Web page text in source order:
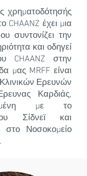
χρηματοδότησής
CHAANZ έχει μια
συντονίζει την
και οδηγεί
CHAANZ στην
μας MRFF είναι
Ερευνών
Καρδιάς,
με το
Σίδνεϊ και
στο Νοσοκομείο